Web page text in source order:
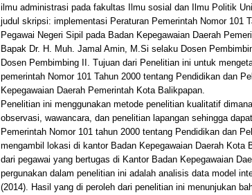
ilmu administrasi pada fakultas Ilmu sosial dan Ilmu Politik
judul skripsi: implementasi Peraturan Pemerintah Nomor 101
Pegawai Negeri Sipil pada Badan Kepegawaian Daerah
Bapak Dr. H. Muh. Jamal Amin, M.Si selaku Dosen
Dosen Pembimbing II. Tujuan dari Penelitian ini untuk
pemerintah Nomor 101 Tahun 2000 tentang Pendidikan dan
Kepegawaian Daerah Pemerintah Kota Balikpapan.
Penelitian ini menggunakan metode penelitian kualitatif
observasi, wawancara, dan penelitian lapangan sehingga
Pemerintah Nomor 101 tahun 2000 tentang Pendidikan dan
mengambil lokasi di kantor Badan Kepegawaian Daerah Kota
dari pegawai yang bertugas di Kantor Badan Kepegawaian
pergunakan dalam penelitian ini adalah analisis data model
(2014). Hasil yang di peroleh dari penelitian ini menunjukan